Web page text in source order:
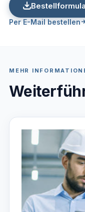
Per E-Mail bestellen
MEHR